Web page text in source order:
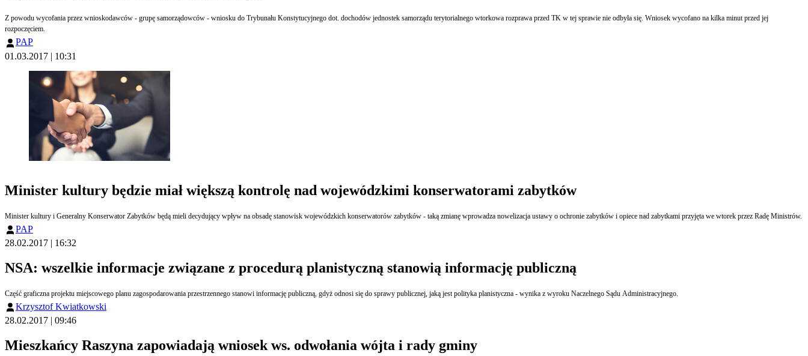
Z powodu wycofania przez wnioskodawców - grupę samorządowców - wniosku do Trybunału Konstytucyjnego dot. dochodów jednostek samorządu terytorialnego wtorkowa rozprawa przed TK w tej sprawie nie odbyła się. Wniosek wycofano na kilka minut przed jej
rozpoczęciem.
PAP
01.03.2017 | 10:31
Minister kultury będzie miał większą kontrolę nad wojewódzkimi konserwatorami zabytków
Minister kultury i Generalny Konserwator Zabytków będą mieli decydujący wpływ na obsadę stanowisk wojewódzkich konserwatorów zabytków - taką zmianę wprowadza nowelizacja ustawy o ochronie zabytków i opiece nad zabytkami przyjęta we wtorek przez Radę Ministrów.
PAP
28.02.2017 | 16:32
NSA: wszelkie informacje związane z procedurą planistyczną stanowią informację publiczną
Część graficzna projektu miejscowego planu zagospodarowania przestrzennego stanowi informację publiczną, gdyż odnosi się do sprawy publicznej, jaką jest polityka planistyczna - wynika z wyroku Naczelnego Sądu Administracyjnego.
Krzysztof Kwiatkowski
28.02.2017 | 09:46
Mieszkańcy Raszyna zapowiadają wniosek ws. odwołania wójta i rady gminy